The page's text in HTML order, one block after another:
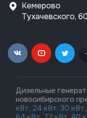
Кемерово
Тухачевского, 60
Дизельные
новосибирского
кВт, 24 кВт, 30 кВт,